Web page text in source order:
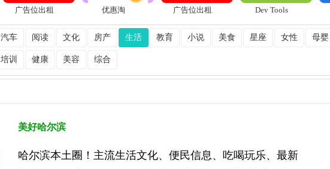
广告位出租 优惠淘 广告位出租 Dev Tools
汽车 阅读 文化 房产 生活 教育 小说 美食 星座 女性 母婴
培训 健康 美容 综合
美好哈尔滨
哈尔滨本土圈！主流生活文化、便民信息、吃喝玩乐、最新